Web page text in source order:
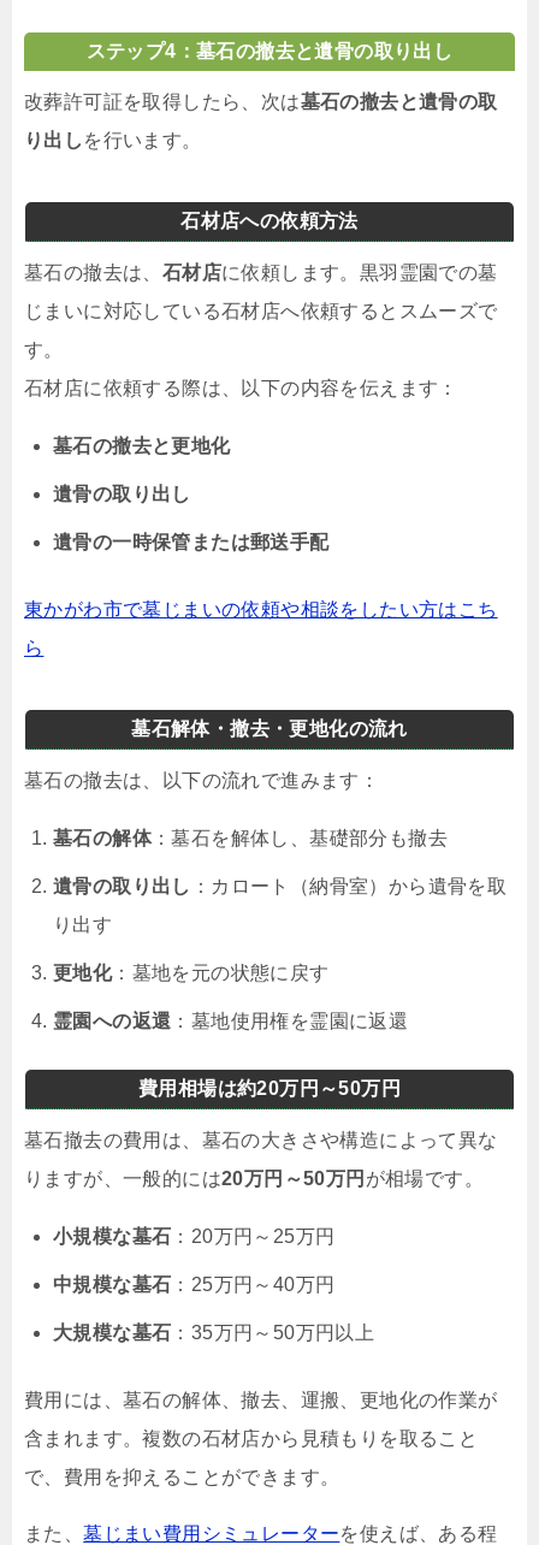
ステップ4：墓石の撤去と遺骨の取り出し
改葬許可証を取得したら、次は墓石の撤去と遺骨の取
り出し を行います。
石材店への依頼方法
墓石の撤去は、 石材店に依頼します。黒羽霊園での墓
じまいに対応している石材店へ依頼するとスムーズで
す。
石材店に依頼する際は、以下の内容を伝えます：
墓石の撤去と更地化
遺骨の取り出し
遺骨の一時保管または郵送手配
東かがわ市で墓じまいの依頼や相談をしたい方はこち
ら
墓石解体・撤去・更地化の流れ
墓石の撤去は、以下の流れで進みます：
墓石の解体：墓石を解体し、基礎部分も撤去
遺骨の取り出し ：カロート（納骨室）から遺骨を取
り出す
更地化：墓地を元の状態に戻す
霊園への返還 ：墓地使用権を霊園に返還
費用相場は約20万円～50万円
墓石撤去の費用は、墓石の大きさや構造によって異な
りますが、一般的には20万円～50万円 が相場です。
小規模な墓石 ：20万円～25万円
中規模な墓石 ：25万円～40万円
大規模な墓石 ：35万円～50万円以上
費用には、墓石の解体、撤去、運搬、更地化の作業が
含まれます。複数の石材店から見積もりを取ること
で、費用を抑えることができます。
また、墓じまい費用シミュレーターを使えば、ある程